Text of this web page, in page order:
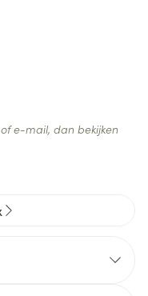
e-mail, dan bekijken